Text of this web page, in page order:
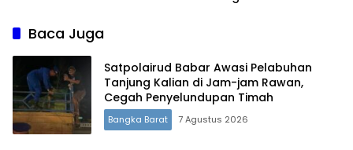
Baca Juga
Satpolairud Babar Awasi Pelabuhan
Tanjung Kalian di Jam-jam Rawan,
Cegah Penyelundupan Timah
Bangka Barat 7 Agustus 2026